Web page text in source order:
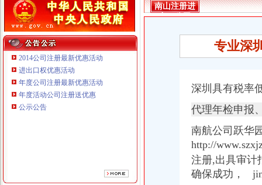
2014公司注册最新优惠活动
进出口权优惠活动
年度公司注册最新优惠活动
年度活动公司注册送优惠
公示公告
重庆海谛升进出口贸易有限公司 渝北100万 （进出口权）
重庆市罗云科技有限公司 渝北 工商注册
重庆展优科技有限公司 渝中3万 （工商注册）
南山注册进
出口公司
专业深
深圳具有税率
代理年检申报
南航公司跃华
http://
注册,出具审计
确保成功，